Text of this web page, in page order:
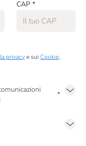
CAP *
privacye sui Cookie,
*